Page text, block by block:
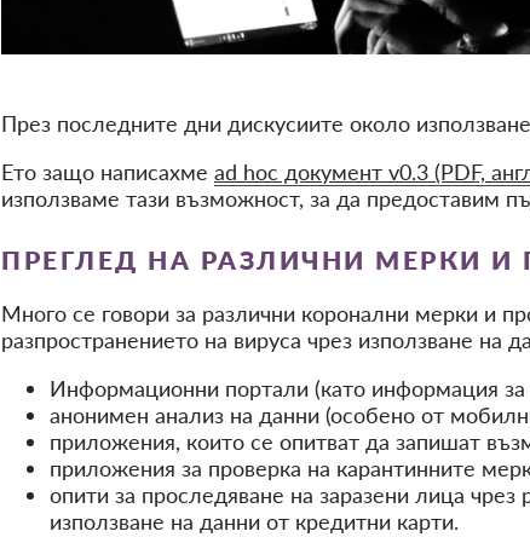
През последните дни дискусиите около
Ето защо написахме ad hoc документ v0.3 (PDF,
използваме тази възможност, за да предоставим
ПРЕГЛЕД НА РАЗЛИЧНИ МЕРКИ И
Много се говори за различни коронални мерки и
разпространението на вируса чрез използване на
Информационни портали (като информация за
анонимен анализ на данни (особено от
приложения, които се опитват да запишат
приложения за проверка на карантинните
опити за проследяване на заразени лица
използване на данни от кредитни карти.